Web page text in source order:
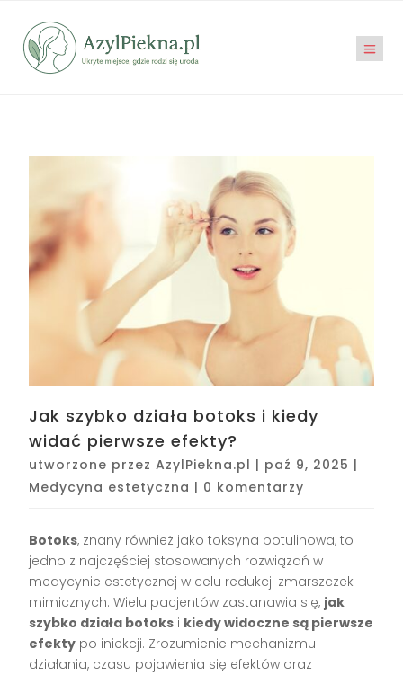
Jak szybko działa botoks i kiedy
widać pierwsze efekty?
utworzone przezAzylPiekna.pl | paź 9, 2025 |
Medycyna estetyczna | 0 komentarzy
Botoks, znany również jako toksyna botulinowa, to
jedno z najczęściej stosowanych rozwiązań w
medycynie estetycznej w celu redukcji zmarszczek
mimicznych. Wielu pacjentów zastanawia się, jak
szybko działa botoks i kiedy widoczne są pierwsze
efekty po iniekcji. Zrozumienie mechanizmu
działania, czasu pojawienia się efektów oraz